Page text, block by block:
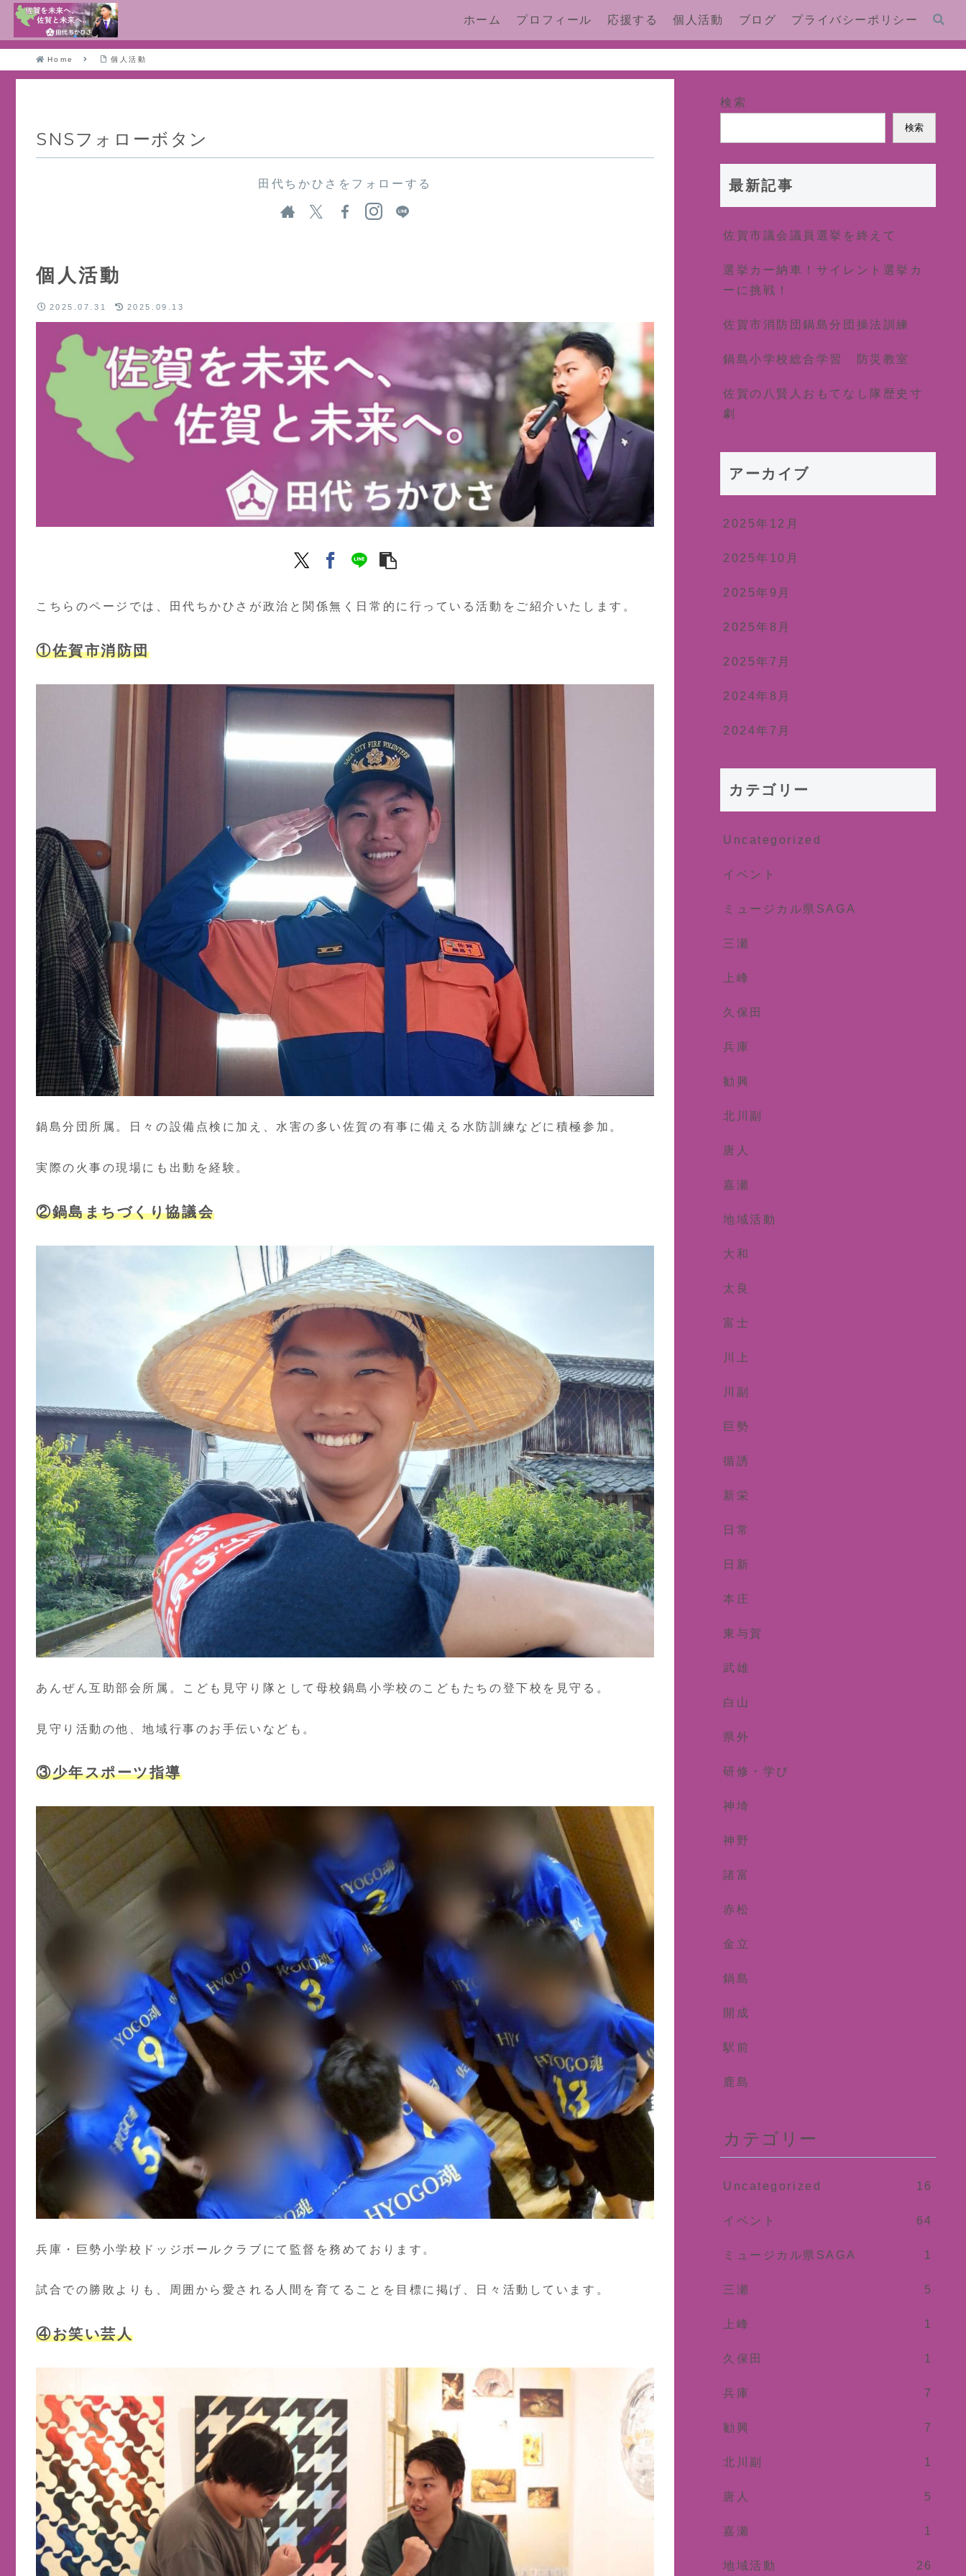
ホーム プロフィール 応援する 個人活動 ブログ プライバシーポリシー
Home 個人活動
SNSフォローボタン
田代ちかひさをフォローする
個人活動
2025.07.31 2025.09.13
こちらのページでは、田代ちかひさが政治と関係無く日常的に行っている活動をご紹介いたします。
①佐賀市消防団
鍋島分団所属。日々の設備点検に加え、水害の多い佐賀の有事に備える水防訓練などに積極参加。
実際の火事の現場にも出動を経験。
②鍋島まちづくり協議会
あんぜん互助部会所属。こども見守り隊として母校鍋島小学校のこどもたちの登下校を見守る。
見守り活動の他、地域行事のお手伝いなども。
③少年スポーツ指導
兵庫・巨勢小学校ドッジボールクラブにて監督を務めております。
試合での勝敗よりも、周囲から愛される人間を育てることを目標に掲げ、日々活動しています。
④お笑い芸人
検索
検索
最新記事
佐賀市議会議員選挙を終えて
選挙カー納車！サイレント選挙カ
ーに挑戦！
佐賀市消防団鍋島分団操法訓練
鍋島小学校総合学習 防災教室
佐賀の八賢人おもてなし隊歴史寸
劇
アーカイブ
2025年12月
2025年10月
2025年9月
2025年8月
2025年7月
2024年8月
2024年7月
カテゴリー
Uncategorized
イベント
ミュージカル県SAGA
三瀬
上峰
久保田
兵庫
勧興
北川副
唐人
嘉瀬
地域活動
大和
太良
富士
川上
川副
巨勢
循誘
新栄
日常
日新
本庄
東与賀
武雄
白山
県外
研修・学び
神埼
神野
諸富
赤松
金立
鍋島
開成
駅前
鹿島
カテゴリー
Uncategorized 16
イベント 64
ミュージカル県SAGA 1
三瀬 5
上峰 1
久保田 1
兵庫 7
勧興 7
北川副 1
唐人 5
嘉瀬 1
地域活動 26